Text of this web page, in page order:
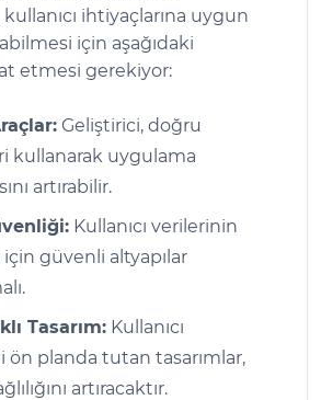
ihtiyaçlarına uygun
için aşağıdaki
etmesi gerekiyor:
Geliştirici, doğru
kullanarak uygulama
artırabilir.
Kullanıcı verilerinin
için güvenli altyapılar
Tasarım: Kullanıcı
planda tutan tasarımlar,
artıracaktır.